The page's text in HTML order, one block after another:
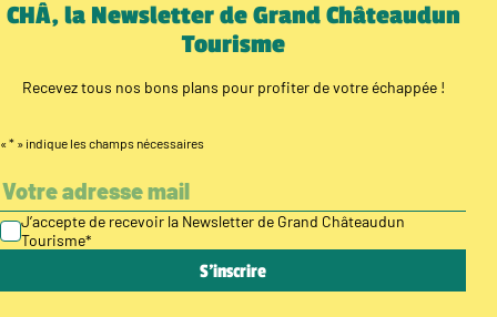
CHÂ, la Newsletter de Grand Châteaudun
Tourisme
Recevez tous nos bons plans pour profiter de votre échappée !
« * » indique les champs nécessaires
J’accepte de recevoir la Newsletter de Grand Châteaudun
Tourisme*